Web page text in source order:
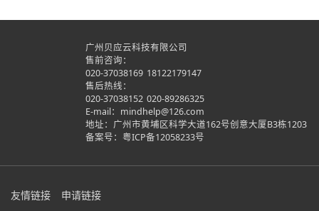
广州贝应云科技有限公司
售前咨询：
020-37038169 18122179147
售后热线：
020-37038152 020-89286325
E-mail：mindhelp@126.com
地址：广州市黄埔区科学大道162号创意大厦B3栋1203
备案号： 粤ICP备12058233号
友情链接 申请链接